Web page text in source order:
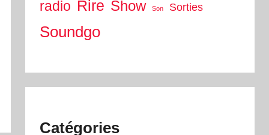
radio Rire Show Son Sorties
Soundgo
Catégories